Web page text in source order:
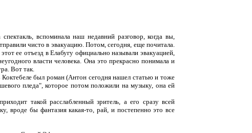
вспоминала наш недавний разговор, когда вы,
чисто в эвакуацию. Потом, сегодня, еще почитала.
ее отъезд в Елабугу официально называли эвакуацией,
власти человека. Она это прекрасно понимала и
Вот так.
был роман (Антон сегодня нашел статью и тоже
пледа", которое потом положили на музыку, она ей
такой расслабленный зритель, а его сразу всей
вроде бы фантазия какая-то, рай, и постепенно это все